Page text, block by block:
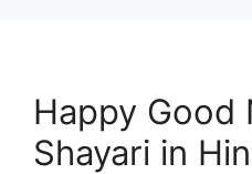
Happy Good
Shayari in